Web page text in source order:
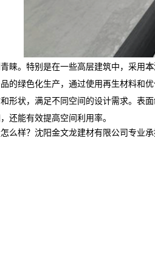
睐。特别是在一些高层建筑中，采用
绿色化生产，通过使用再生材料和优
形状，满足不同空间的设计需求。
还能有效提高空间利用率。
么样？沈阳金文龙建材有限公司专业